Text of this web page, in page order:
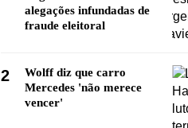
alegações infundadas de
fraude eleitoral
2
Wolff diz que carro
Mercedes 'não merece
vencer'